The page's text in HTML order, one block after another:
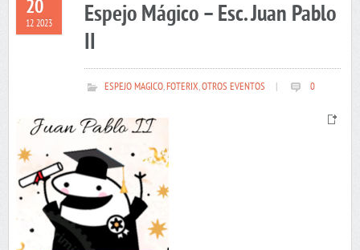
20
12 2023
Espejo Mágico – Esc. Juan Pablo
II
ESPEJO MAGICO,FOTERIX,OTROS EVENTOS 0